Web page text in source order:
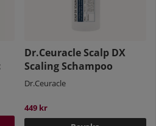
Dr.Ceuracle Scalp DX
Scaling Schampoo
Dr.Ceuracle
449 kr